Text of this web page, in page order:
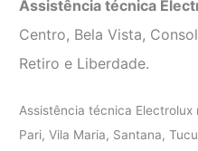
Assistência técnica
Centro, Bela Vista,
Retiro e Liberdade.
Assistência técnica Electrolux
Pari, Vila Maria, Santana,